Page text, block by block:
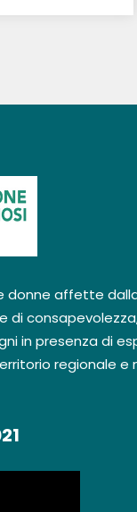
donne affette
di
in presenza di
regionale e